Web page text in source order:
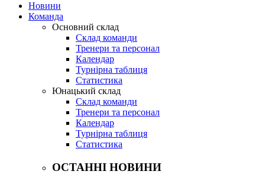
Новини
Команда
Основний склад
Склад команди
Тренери та персонал
Календар
Турнірна таблиця
Статистика
Юнацький склад
Склад команди
Тренери та персонал
Календар
Турнірна таблиця
Статистика
ОСТАННІ НОВИНИ